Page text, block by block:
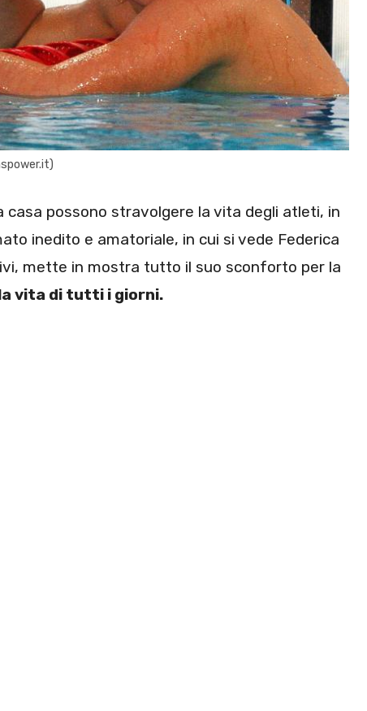
possono stravolgere la vita degli atleti, in
inedito e amatoriale, in cui si vede Federica
mette in mostra tutto il suo sconforto per la
vita di tutti i giorni.